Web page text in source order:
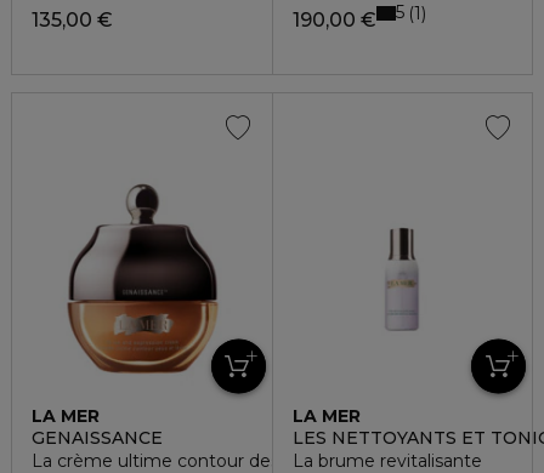
135,00 € 190,00 € 5 1
LA MER
GENAISSANCE
La crème ultime contour des yeux et lèvres
LA MER
LES NETTOYANTS ET
La brume revitalisante